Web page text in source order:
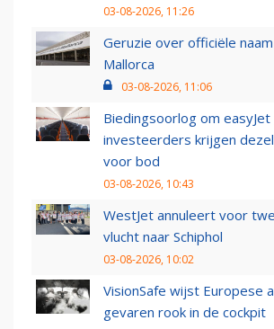
03-08-2026, 11:26
Geruzie over officiële
Mallorca
03-08-2026, 11:06
Biedingsoorlog om
investeerders krijgen
voor bod
03-08-2026, 10:43
WestJet annuleert voor
vlucht naar Schiphol
03-08-2026, 10:02
VisionSafe wijst Europese
gevaren rook in de cockpit